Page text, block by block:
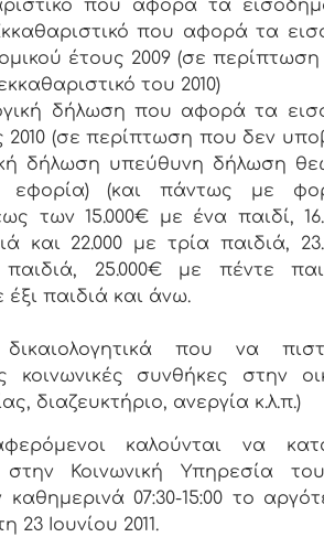
που αφορά τα
που αφορά τα
έτους 2009 (σε
του 2010)
δήλωση που αφορά τα
2010 (σε περίπτωση που δεν
δήλωση υπεύθυνη δήλωση
(και πάντως με
των 15.000€ με ένα παιδί,
και 22.000 με τρία παιδιά,
25.000€ με πέντε
έξι παιδιά και άνω.
που να
κοινωνικές συνθήκες στην
διαζευκτήριο, ανεργία κ.λ.π.)
καλούνται να
στην Κοινωνική Υπηρεσία
καθημερινά 07:30-15:00 το
23 Ιουνίου 2011.